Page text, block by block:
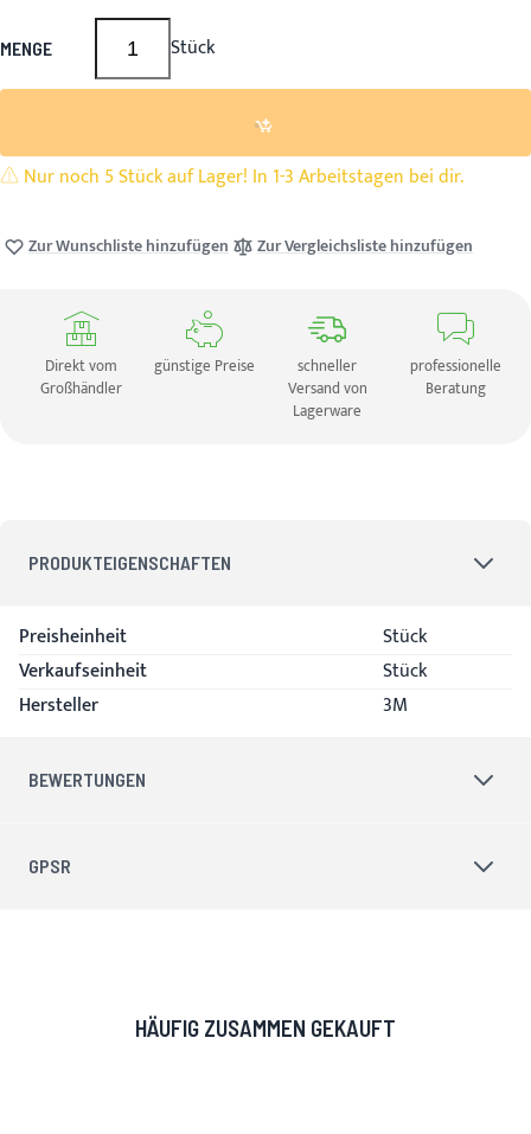
MENGE Stück
Nur noch 5 Stück auf Lager! In 1-3 Arbeitstagen bei dir.
Zur Wunschliste hinzufügen Zur Vergleichsliste hinzufügen
Direkt vom
Großhändler
günstige Preise
schneller
Versand von
Lagerware
professionelle
Beratung
PRODUKTEIGENSCHAFTEN
Produkteigenschaften
Preisheinheit
Stück
Verkaufseinheit
Stück
Hersteller
3M
BEWERTUNGEN
GPSR
HÄUFIG ZUSAMMEN GEKAUFT